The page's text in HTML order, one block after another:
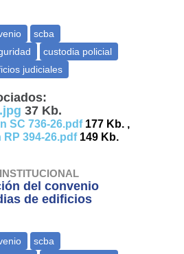
37 Kb.
SC 736-26.pdf177 Kb. ,
394-26.pdf149 Kb.
INSTITUCIONAL
del convenio
de edificios